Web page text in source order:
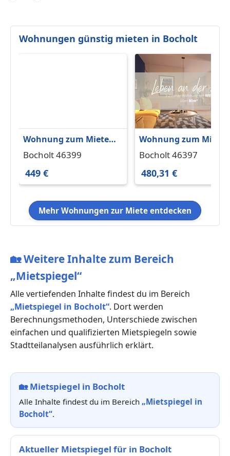
Wohnungen günstig mieten in Bocholt
Wohnung zum Mieten
in Bocholt 449 € 20 m²
Bocholt 46399
449 €
Wohnung zum Mieten
in Bocholt 480,31 €
Bocholt 46397
480,31 €
Mehr Wohnungen zur Miete entdecken
🏡Weitere Inhalte zum Bereich
„Mietspiegel“
Alle vertiefenden Inhalte findest du im Bereich
„Mietspiegel in Bocholt“. Dort werden
Berechnungsmethoden, Unterschiede zwischen
einfachen und qualifizierten Mietspiegeln sowie
Stadtteilanalysen ausführlich erklärt.
🏡Mietspiegel in Bocholt
Alle Inhalte findest du im Bereich „Mietspiegel in
Bocholt“.
Aktueller Mietspiegel für in Bocholt